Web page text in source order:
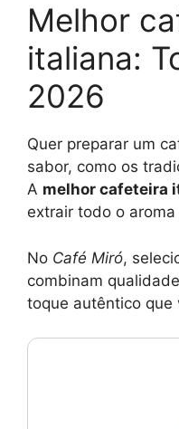
Melhor
italiana:
2026
Quer preparar um
sabor, como os
A melhor cafeteira
extrair todo o
No Café Miró,
combinam
toque autêntico que